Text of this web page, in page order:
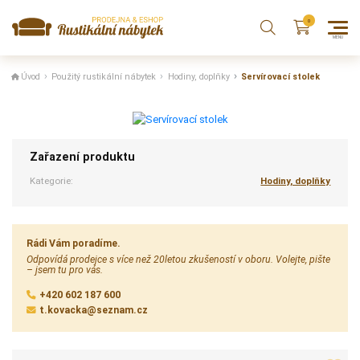
Úvod Použitý rustikální nábytek Hodiny, doplňky Servírovací stolek
Zařazení produktu
Kategorie: Hodiny, doplňky
Rádi Vám poradíme.
Odpovídá prodejce s více než 20letou zkušeností v oboru. Volejte, pište
– jsem tu pro vás.
+420 602 187 600
t.kovacka@seznam.cz